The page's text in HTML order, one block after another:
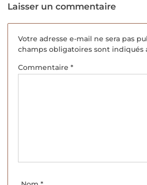
Laisser un commentaire
Votre adresse e-mail ne sera pas
champs obligatoires sont indiqués
Commentaire *